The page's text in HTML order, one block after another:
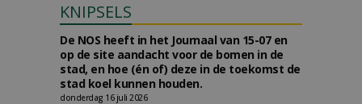
KNIPSELS
De NOS heeft in het Journaal van 15-07 en
op de site aandacht voor de bomen in de
stad, en hoe (én of) deze in de toekomst de
stad koel kunnen houden.
donderdag 16 juli 2026